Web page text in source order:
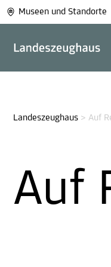
Museen und Standorte
Landeszeughaus > Auf
Auf